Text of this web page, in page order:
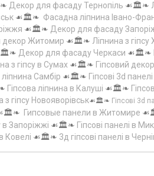
Декор для фасаду Тернопіль ☙🏛️❧
☙🏛️❧ Фасадна ліпнина Івано-
☙🏛️❧ Декор для фасаду
декор Житомир ☙🏛️❧ Ліпнина з
Декор для фасаду Черкаси ☙🏛️❧
з гіпсу в Сумах ☙🏛️❧ Гіпсовий
ліпнина Самбір ☙🏛️❧ Гіпсові 3d
Гіпсова ліпнина в Калуші ☙🏛️❧
з гіпсу Новояворівськ☙🏛️❧ Гіпсові 3d
Гипсовые панели в Житомире
в Запоріжжі ☙🏛️❧ Гіпсові панелі в
Ковелі ☙🏛️❧ 3д гіпсові панелі в